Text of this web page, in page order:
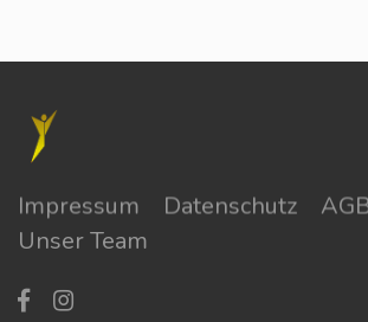
Impressum Datenschutz
Unser Team